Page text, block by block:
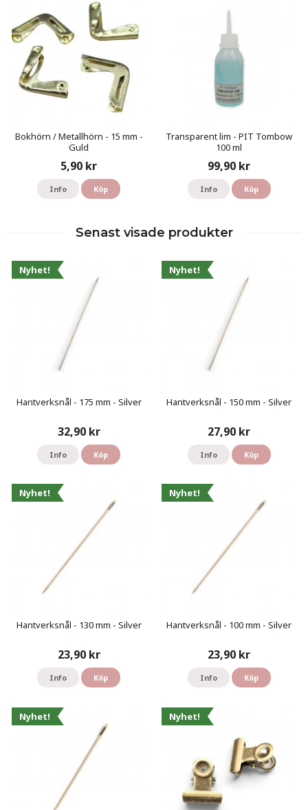
Bokhörn / Metallhörn - 15 mm -
Guld
5,90 kr
Info Köp
Transparent lim - PIT Tombow
100 ml
99,90 kr
Info Köp
Senast visade produkter
Nyhet!
Hantverksnål - 175 mm - Silver
32,90 kr
Info Köp
Nyhet!
Hantverksnål - 150 mm - Silver
27,90 kr
Info Köp
Nyhet!
Hantverksnål - 130 mm - Silver
23,90 kr
Info Köp
Nyhet!
Hantverksnål - 100 mm - Silver
23,90 kr
Info Köp
Nyhet! Nyhet!